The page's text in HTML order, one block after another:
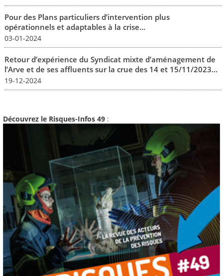
Pour des Plans particuliers d’intervention plus
opérationnels et adaptables à la crise...
03-01-2024
Retour d’expérience du Syndicat mixte d’aménagement de
l’Arve et de ses affluents sur la crue des 14 et 15/11/2023...
19-12-2024
Découvrez le Risques-Infos 49 :